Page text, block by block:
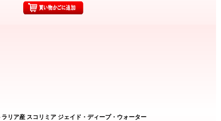
リア産 スコリミア ジェイド・ディープ・ウォーター